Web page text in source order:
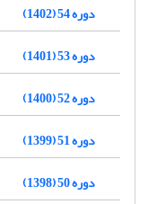
دوره 54 (1402)
دوره 53 (1401)
دوره 52 (1400)
دوره 51 (1399)
دوره 50 (1398)